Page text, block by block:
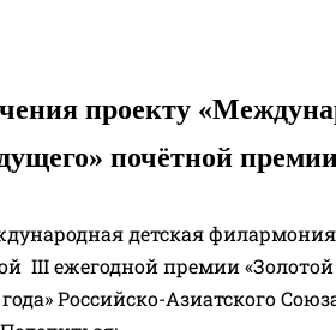
проекту
почётной
детская
III ежегодной премии
Российско-Азиатского